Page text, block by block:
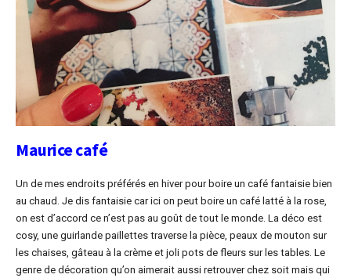
Maurice café
Un de mes endroits préférés en hiver pour boire un café fantaisie bien
au chaud. Je dis fantaisie car ici on peut boire un café latté à la rose,
on est d’accord ce n’est pas au goût de tout le monde. La déco est
cosy, une guirlande paillettes traverse la pièce, peaux de mouton sur
les chaises, gâteau à la crème et joli pots de fleurs sur les tables. Le
genre de décoration qu’on aimerait aussi retrouver chez soit mais qui